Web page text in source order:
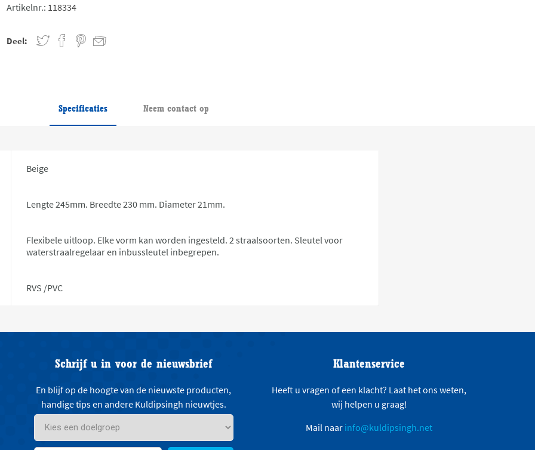
Artikelnr.: 118334
Deel:
Specificaties Neem contact op
Beige
Lengte 245mm. Breedte 230 mm. Diameter 21mm.
Flexibele uitloop. Elke vorm kan worden ingesteld. 2 straalsoorten. Sleutel voor
waterstraalregelaar en inbussleutel inbegrepen.
RVS /PVC
Schrijf u in voor de nieuwsbrief
En blijf op de hoogte van de nieuwste producten,
handige tips en andere Kuldipsingh nieuwtjes.
Klantenservice
Heeft u vragen of een klacht? Laat het ons weten,
wij helpen u graag!
Mail naar info@kuldipsingh.net